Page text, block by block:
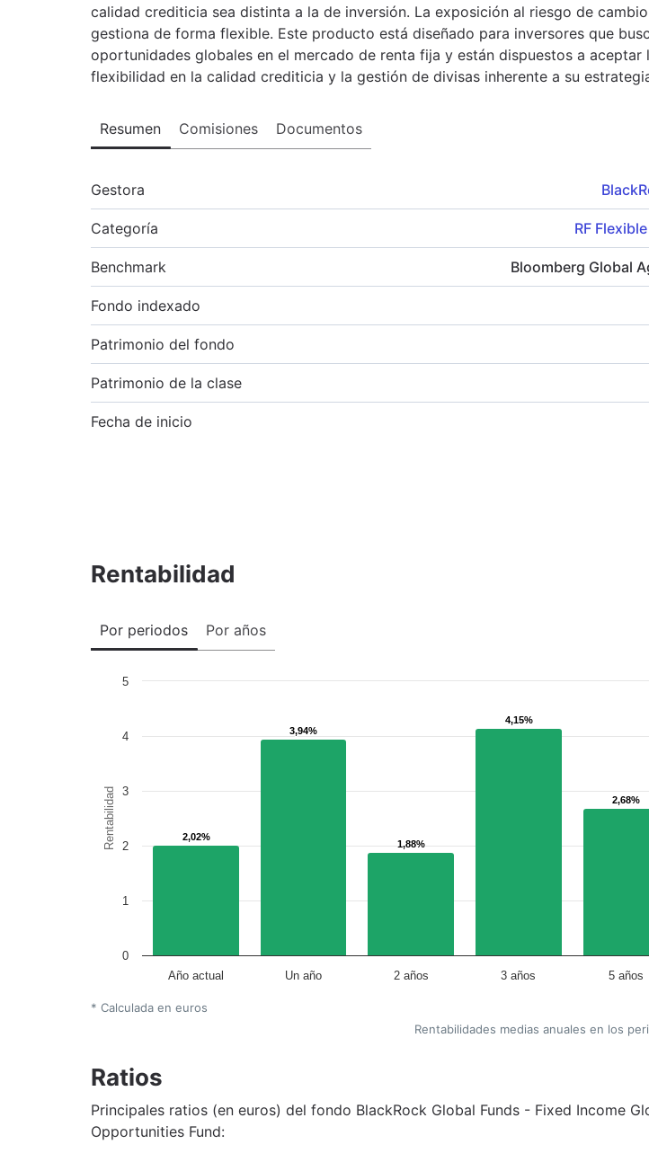
calidad crediticia sea distinta a la de inversión. La exposición al riesgo de
gestiona de forma flexible. Este producto está diseñado para inversores que
oportunidades globales en el mercado de renta fija y están dispuestos a aceptar
flexibilidad en la calidad crediticia y la gestión de divisas inherente a su
Resumen Comisiones Documentos
Gestora
Categoría RF
Benchmark Bloomberg Global
Fondo indexado
Patrimonio del fondo
Patrimonio de la clase
Fecha de inicio
Rentabilidad
Por periodos Por años
Rentabilidad 2,02%
2,02%
3,94%
3,94%
1,88%
1,88%
4,15%
4,15%
2,68%
2,68%
Año actual Un año 2 años 3 años 5 años
0
1
2
3
4
5
* Calculada en euros
Rentabilidades medias anuales en los
Ratios
Principales ratios (en euros) del fondo BlackRock Global Funds - Fixed Income
Opportunities Fund: